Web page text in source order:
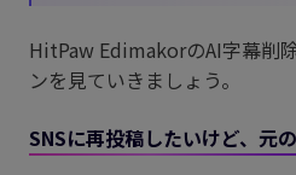
HitPaw EdimakorのAI字幕削
ンを見ていきましょう。
SNSに再投稿したいけど、元